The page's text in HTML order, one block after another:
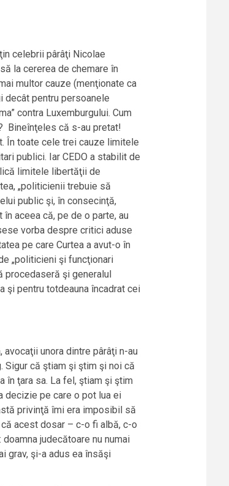
celebrii pârâţi Nicolae
la cererea de chemare în
multor cauze (menţionate ca
decât pentru persoanele
contra Luxemburgului. Cum
Bineînţeles că s-au pretat!
În toate cele trei cauze limitele
publici. Iar CEDO a stabilit de
limitele libertăţii de
„politicienii trebuie să
public şi, în consecinţă,
aceea că, pe de o parte, au
vorba despre critici aduse
pe care Curtea a avut-o în
„politicieni şi funcţionari
procedaseră şi generalul
şi pentru totdeauna încadrat cei
unora dintre pârâţi n-au
Sigur că ştiam şi ştim şi noi că
în ţara sa. La fel, ştiam şi ştim
decizie pe care o pot lua ei
privinţă îmi era imposibil să
acest dosar – c-o fi albă, c-o
judecătoare nu numai
grav, şi-a adus ea însăşi